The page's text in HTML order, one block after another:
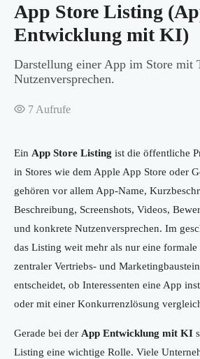
App Store Listing
Entwicklung mit KI)
Darstellung einer App im Store mit
Nutzenversprechen.
7 Aufrufe
Ein App Store Listing ist die öffentliche
in Stores wie dem Apple App Store oder
gehören vor allem App-Name,
Beschreibung, Screenshots, Videos,
und konkrete Nutzenversprechen. Im
das Listing weit mehr als nur eine formale
zentraler Vertriebs- und
entscheidet, ob Interessenten eine App
oder mit einer Konkurrenzlösung
Gerade bei der App Entwicklung mit KI
Listing eine wichtige Rolle. Viele